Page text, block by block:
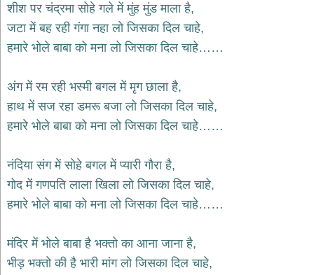
पन्ना
home
कृष्ण
bhajans
शिव
भजन
हनुमान
भजन
hanuman
bhajans
भजन
bhajans
शीश पर चंद्रमा सोहे गले में मुंह मुंड माला है,
जटा में बह रही गंगा नहा लो जिसका दिल चाहे,
हमारे भोले बाबा को मना लो जिसका दिल चाहे……
अंग में रम रही भस्मी बगल में मृग छाला है,
हाथ में सज रहा डमरू बजा लो जिसका दिल चाहे,
हमारे भोले बाबा को मना लो जिसका दिल चाहे……
नंदिया संग में सोहे बगल में प्यारी गौरा है,
गोद में गणपति लाला खिला लो जिसका दिल चाहे,
हमारे भोले बाबा को मना लो जिसका दिल चाहे……
मंदिर में भोले बाबा है भक्तो का आना जाना है,
भीड़ भक्तो की है भारी मांग लो जिसका दिल चाहे,